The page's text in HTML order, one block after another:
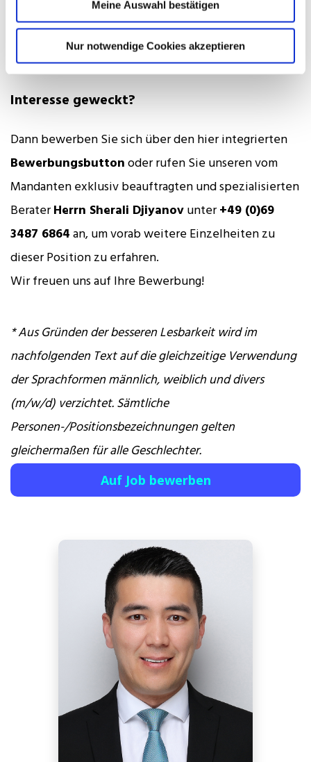
Meine Auswahl bestätigen
Nur notwendige Cookies akzeptieren
Weiterbildungsmöglichkeiten
Modernes Arbeitsumfeld mit etabliertem
Unternehmen
Interesse geweckt?
Dann bewerben Sie sich über den hier integrierten
Bewerbungsbuttonoder rufen Sie unseren vom
Mandanten exklusiv beauftragten und spezialisierten
BeraterHerrn Sherali Djiyanovunter+49 (0)69
3487 6864an, um vorab weitere Einzelheiten zu
dieser Position zu erfahren.
Wir freuen uns auf Ihre Bewerbung!
* Aus Gründen der besseren Lesbarkeit wird im
nachfolgenden Text auf die gleichzeitige Verwendung
der Sprachformen männlich, weiblich und divers
(m/w/d) verzichtet. Sämtliche
Personen-/Positionsbezeichnungen gelten
gleichermaßen für alle Geschlechter.
Auf Job bewerben